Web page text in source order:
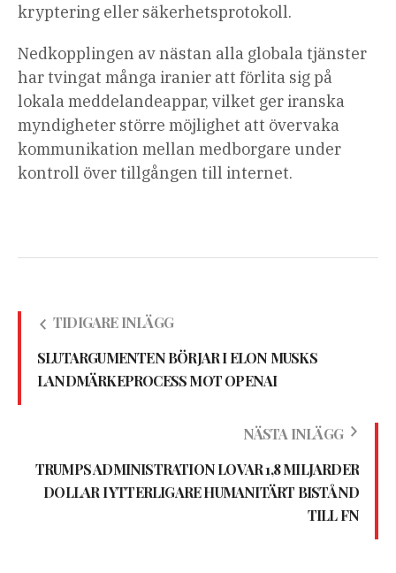
kryptering eller säkerhetsprotokoll.
Nedkopplingen av nästan alla globala tjänster
har tvingat många iranier att förlita sig på
lokala meddelandeappar, vilket ger iranska
myndigheter större möjlighet att övervaka
kommunikation mellan medborgare under
kontroll över tillgången till internet.
TIDIGARE INLÄGG
SLUTARGUMENTEN BÖRJAR I ELON MUSKS
LANDMÄRKEPROCESS MOT OPENAI
NÄSTA INLÄGG
TRUMPS ADMINISTRATION LOVAR 1,8 MILJARDER
DOLLAR I YTTERLIGARE HUMANITÄRT BISTÅND
TILL FN